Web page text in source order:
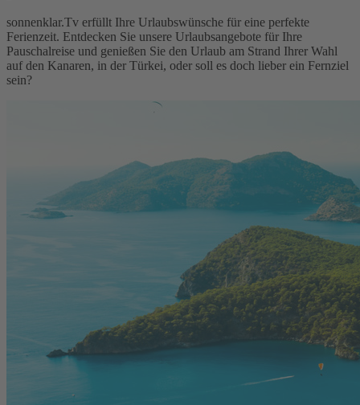
sonnenklar.Tv erfüllt Ihre Urlaubswünsche für eine perfekte
Ferienzeit. Entdecken Sie unsere Urlaubsangebote für Ihre
Pauschalreise und genießen Sie den Urlaub am Strand Ihrer Wahl
auf den Kanaren, in der Türkei, oder soll es doch lieber ein Fernziel
sein?